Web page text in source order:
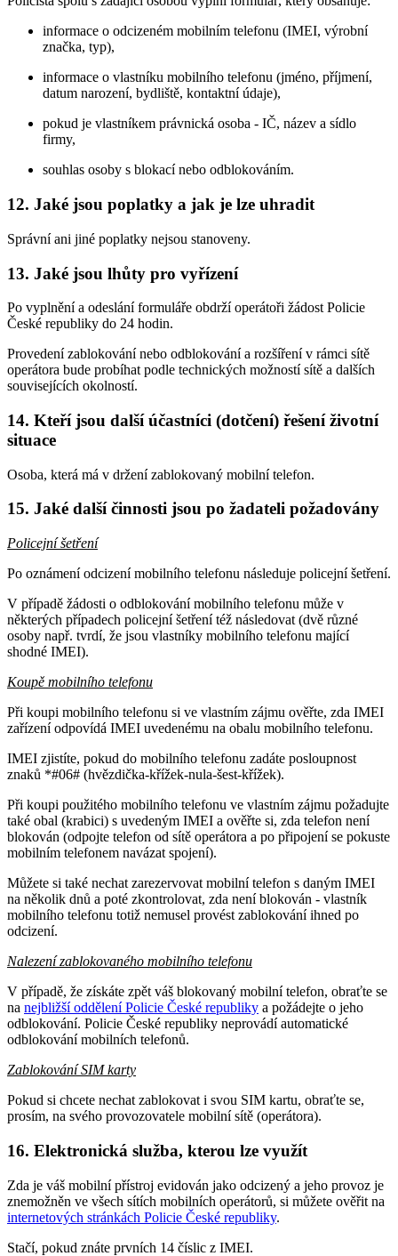
informace o odcizeném mobilním telefonu (IMEI, výrobní
značka, typ),
informace o vlastníku mobilního telefonu (jméno, příjmení,
datum narození, bydliště, kontaktní údaje),
pokud je vlastníkem právnická osoba - IČ, název a sídlo
firmy,
souhlas osoby s blokací nebo odblokováním.
12. Jaké jsou poplatky a jak je lze uhradit
Správní ani jiné poplatky nejsou stanoveny.
13. Jaké jsou lhůty pro vyřízení
Po vyplnění a odeslání formuláře obdrží operátoři žádost Policie
České republiky do 24 hodin.
Provedení zablokování nebo odblokování a rozšíření v rámci sítě
operátora bude probíhat podle technických možností sítě a dalších
souvisejících okolností.
14. Kteří jsou další účastníci (dotčení) řešení životní
situace
Osoba, která má v držení zablokovaný mobilní telefon.
15. Jaké další činnosti jsou po žadateli požadovány
Policejní šetření
Po oznámení odcizení mobilního telefonu následuje policejní šetření.
V případě žádosti o odblokování mobilního telefonu může v
některých případech policejní šetření též následovat (dvě různé
osoby např. tvrdí, že jsou vlastníky mobilního telefonu mající
shodné IMEI).
Koupě mobilního telefonu
Při koupi mobilního telefonu si ve vlastním zájmu ověřte, zda IMEI
zařízení odpovídá IMEI uvedenému na obalu mobilního telefonu.
IMEI zjistíte, pokud do mobilního telefonu zadáte posloupnost
znaků *#06# (hvězdička-křížek-nula-šest-křížek).
Při koupi použitého mobilního telefonu ve vlastním zájmu požadujte
také obal (krabici) s uvedeným IMEI a ověřte si, zda telefon není
blokován (odpojte telefon od sítě operátora a po připojení se pokuste
mobilním telefonem navázat spojení).
Můžete si také nechat zarezervovat mobilní telefon s daným IMEI
na několik dnů a poté zkontrolovat, zda není blokován - vlastník
mobilního telefonu totiž nemusel provést zablokování ihned po
odcizení.
Nalezení zablokovaného mobilního telefonu
V případě, že získáte zpět váš blokovaný mobilní telefon, obraťte se
na nejbližší oddělení Policie České republiky a požádejte o jeho
odblokování. Policie České republiky neprovádí automatické
odblokování mobilních telefonů.
Zablokování SIM karty
Pokud si chcete nechat zablokovat i svou SIM kartu, obraťte se,
prosím, na svého provozovatele mobilní sítě (operátora).
16. Elektronická služba, kterou lze využít
Zda je váš mobilní přístroj evidován jako odcizený a jeho provoz je
znemožněn ve všech sítích mobilních operátorů, si můžete ověřit na
internetových stránkách Policie České republiky.
Stačí, pokud znáte prvních 14 číslic z IMEI.